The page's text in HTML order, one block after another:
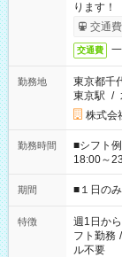
ります！
交通
交通費
勤務地
東京都千
東京駅 /
株式会
勤務時間
■シフト
18:00～
etc ★最短で3時間で5,120円のお仕事から 15時間で2万円近く稼
げるお仕事も！ ご希望のお時間に合
ください
期間 ■１日の
特徴 週1日か
フト勤務 /
ル不要